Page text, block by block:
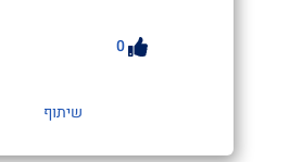
0
שיתוף